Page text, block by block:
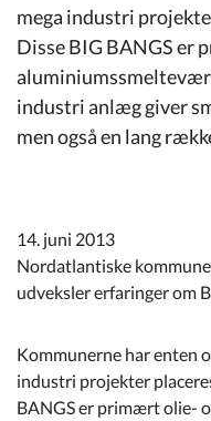
Kommuneplan
Om Kommunen
mega industri
Disse BIG BANGS er
industri anlæg giver
men også en lang
14. juni 2013
Nordatlantiske
udveksler erfaringer om
Kommunerne har enten
industri projekter
BANGS er primært olie-